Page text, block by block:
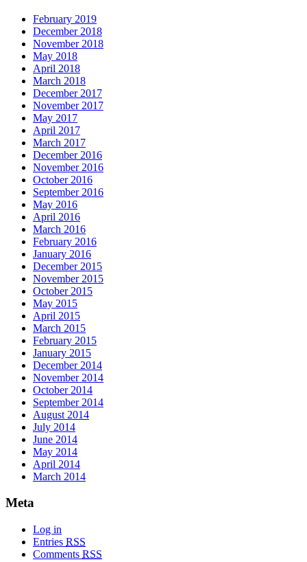
February 2019
December 2018
November 2018
May 2018
April 2018
March 2018
December 2017
November 2017
May 2017
April 2017
March 2017
December 2016
November 2016
October 2016
September 2016
May 2016
April 2016
March 2016
February 2016
January 2016
December 2015
November 2015
October 2015
May 2015
April 2015
March 2015
February 2015
January 2015
December 2014
November 2014
October 2014
September 2014
August 2014
July 2014
June 2014
May 2014
April 2014
March 2014
Meta
Log in
Entries RSS
Comments RSS